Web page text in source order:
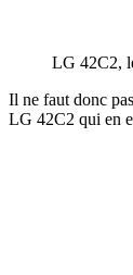
LG 42C2,
Il ne faut donc
LG 42C2 qui en